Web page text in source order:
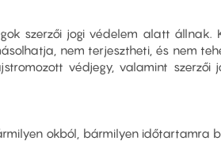
szerzői jogi védelem alatt állnak.
nem terjesztheti, és nem
védjegy, valamint
okból, bármilyen időtartamra